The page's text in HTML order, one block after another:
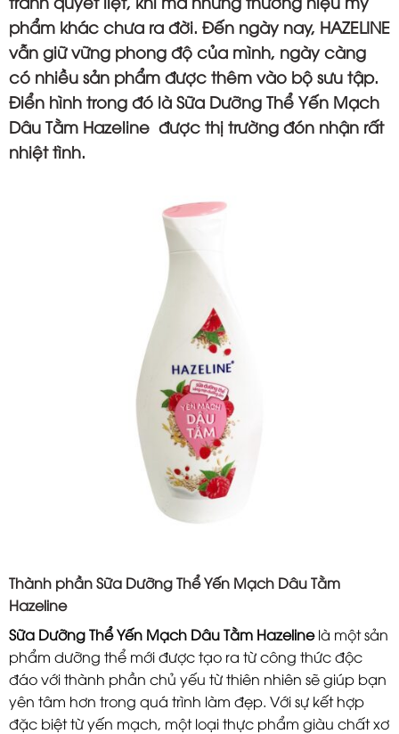
phẩm khác chưa ra đời. Đến ngày nay, HAZELINE
vẫn giữ vững phong độ của mình, ngày càng
có nhiều sản phẩm được thêm vào bộ sưu tập.
Điển hình trong đó là Sữa Dưỡng Thể Yến Mạch
Dâu Tằm Hazeline được thị trường đón nhận rất
nhiệt tình.
Thành phần Sữa Dưỡng Thể Yến Mạch Dâu Tằm
Hazeline
Sữa Dưỡng Thể Yến Mạch Dâu Tằm Hazelinelà một sản
phẩm dưỡng thể mới được tạo ra từ công thức độc
đáo với thành phần chủ yếu từ thiên nhiên sẽ giúp bạn
yên tâm hơn trong quá trình làm đẹp. Với sự kết hợp
đặc biệt từ yến mạch, một loại thực phẩm giàu chất xơ